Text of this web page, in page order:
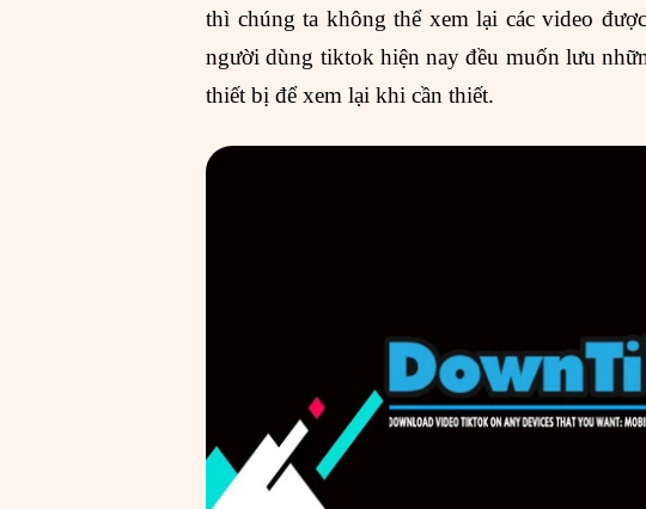
thì chúng ta không thể xem lại các video
người dùng tiktok hiện nay đều muốn lưu
thiết bị để xem lại khi cần thiết.